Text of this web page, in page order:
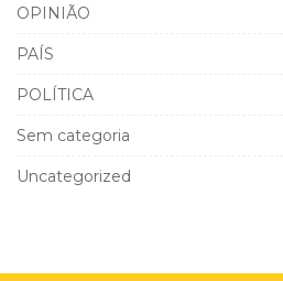
OPINIÃO
PAÍS
POLÍTICA
Sem categoria
Uncategorized